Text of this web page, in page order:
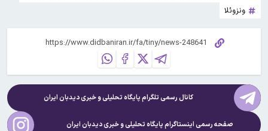
ونزوئلا
کانال رسمی تلگرام پایگاه تحلیلی و خبریدیدبان ایران
صفحه رسمی اینستاگرام پایگاه تحلیلی و خبریدیدبان ایران